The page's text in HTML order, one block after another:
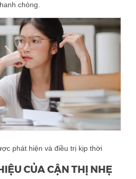
chóng.
phát hiện và điều trị kịp thời
CỦA CẬN THỊ NHẸ